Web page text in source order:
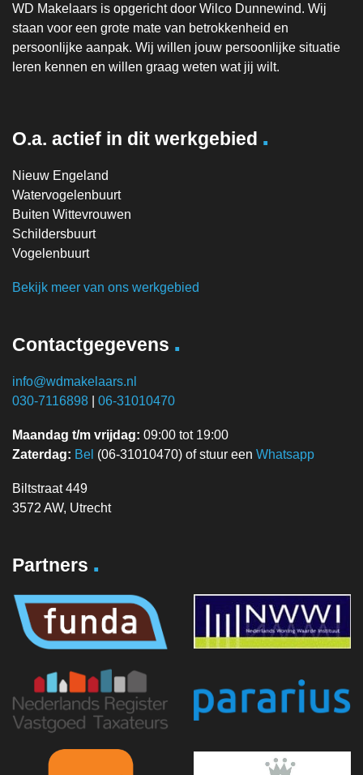
WD Makelaars is opgericht door Wilco Dunnewind. Wij
staan voor een grote mate van betrokkenheid en
persoonlijke aanpak. Wij willen jouw persoonlijke situatie
leren kennen en willen graag weten wat jij wilt.
O.a. actief in dit werkgebied .
Nieuw Engeland
Watervogelenbuurt
Buiten Wittevrouwen
Schildersbuurt
Vogelenbuurt
Bekijk meer van ons werkgebied
Contactgegevens .
info@wdmakelaars.nl
030-7116898
06-31010470
Maandag t/m vrijdag: 09:00 tot 19:00
Zaterdag: Bel (06-31010470) of stuur een Whatsapp
Biltstraat 449
3572 AW, Utrecht
Partners .